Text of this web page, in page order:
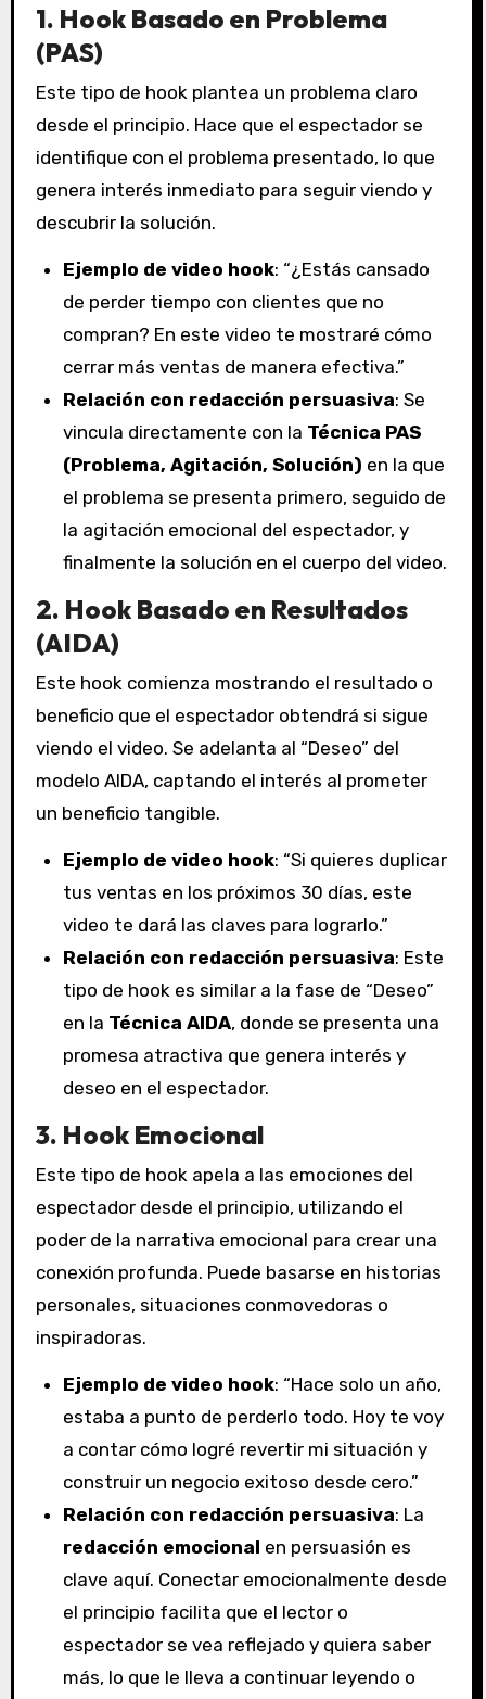
1. Hook Basado en Problema
(PAS)
Este tipo de hook plantea un problema claro
desde el principio. Hace que el espectador se
identifique con el problema presentado, lo que
genera interés inmediato para seguir viendo y
descubrir la solución.
Ejemplo de video hook: “¿Estás cansado
de perder tiempo con clientes que no
compran? En este video te mostraré cómo
cerrar más ventas de manera efectiva.”
Relación con redacción persuasiva: Se
vincula directamente con la Técnica PAS
(Problema, Agitación, Solución) en la que
el problema se presenta primero, seguido de
la agitación emocional del espectador, y
finalmente la solución en el cuerpo del video.
2. Hook Basado en Resultados
(AIDA)
Este hook comienza mostrando el resultado o
beneficio que el espectador obtendrá si sigue
viendo el video. Se adelanta al “Deseo” del
modelo AIDA, captando el interés al prometer
un beneficio tangible.
Ejemplo de video hook: “Si quieres duplicar
tus ventas en los próximos 30 días, este
video te dará las claves para lograrlo.”
Relación con redacción persuasiva: Este
tipo de hook es similar a la fase de “Deseo”
en la Técnica AIDA, donde se presenta una
promesa atractiva que genera interés y
deseo en el espectador.
3. Hook Emocional
Este tipo de hook apela a las emociones del
espectador desde el principio, utilizando el
poder de la narrativa emocional para crear una
conexión profunda. Puede basarse en historias
personales, situaciones conmovedoras o
inspiradoras.
Ejemplo de video hook: “Hace solo un año,
estaba a punto de perderlo todo. Hoy te voy
a contar cómo logré revertir mi situación y
construir un negocio exitoso desde cero.”
Relación con redacción persuasiva: La
redacción emocional en persuasión es
clave aquí. Conectar emocionalmente desde
el principio facilita que el lector o
espectador se vea reflejado y quiera saber
más, lo que le lleva a continuar leyendo o